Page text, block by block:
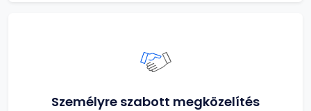
Személyre szabott megközelítés